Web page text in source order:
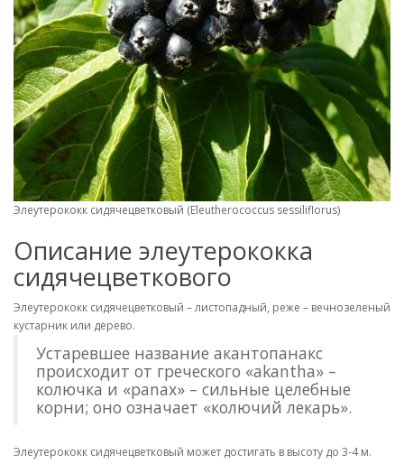
Элеутерококк сидячецветковый (Eleutherococcus sessiliflorus)
Описание элеутерококка
сидячецветкового
Элеутерококк сидячецветковый – листопадный, реже – вечнозеленый
кустарник или дерево.
Устаревшее название акантопанакс
происходит от греческого «akantha» –
колючка и «panax» – сильные целебные
корни; оно означает «колючий лекарь».
Элеутерококк сидячецветковый может достигать в высоту до 3-4 м.